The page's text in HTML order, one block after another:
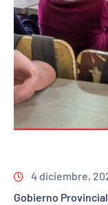
4 diciembre,
Gobierno